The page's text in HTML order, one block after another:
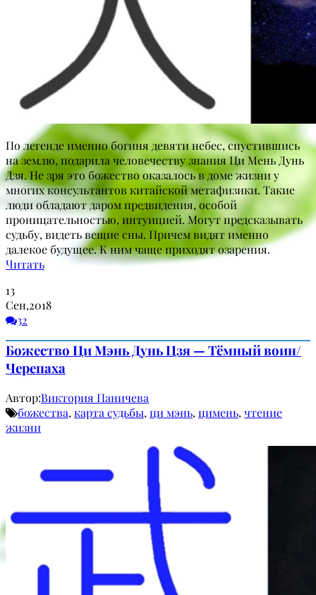
По легенде именно богиня девяти небес, спустившись
на землю, подарила человечеству знания Ци Мень Дунь
Дзя. Не зря это божество оказалось в доме жизни у
многих консультантов китайской метафизики. Такие
люди обладают даром предвидения, особой
проницательностью, интуицией. Могут предсказывать
судьбу, видеть вещие сны. Причем видят именно
далекое будущее. К ним чаще приходят озарения.
Читать
13
Сен,2018
32
Божество Ци Мэнь Дунь Цзя — Тёмный воин/
Черепаха
Автор:Виктория Паничева
божества, карта судьбы, ци мэнь, цимень, чтение
жизни